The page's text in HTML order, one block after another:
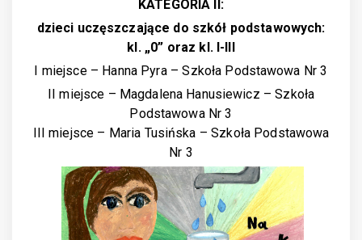
KATEGORIA II:
dzieci uczęszczające do szkół podstawowych:
kl. „0” oraz kl. I-III
I miejsce – Hanna Pyra – Szkoła Podstawowa Nr 3
II miejsce – Magdalena Hanusiewicz – Szkoła
Podstawowa Nr 3
III miejsce – Maria Tusińska – Szkoła Podstawowa
Nr 3